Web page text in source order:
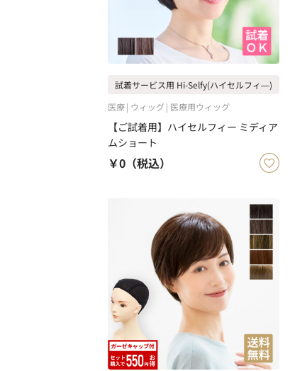
試着サービス用 Hi-Selfy(ハイセルフィ―)
医療 ウィッグ 医療用ウィッグ
【ご試着用】ハイセルフィー ミディア
ムショート
￥0 （税込）